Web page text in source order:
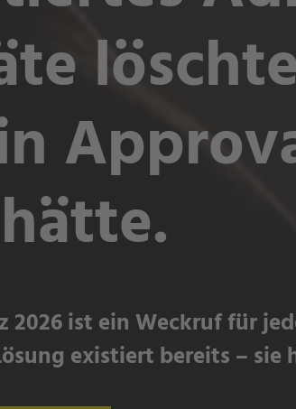
2026 ist ein Weckruf für
existiert bereits –